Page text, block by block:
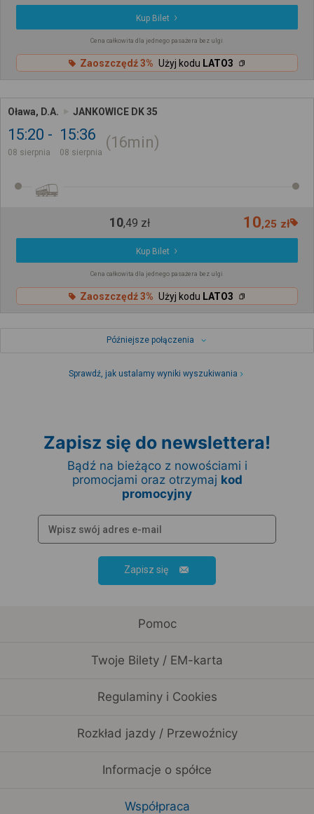
Kup Bilet
Cena całkowita dla jednego pasażera bez ulgi
Zaoszczędź 3% Użyj kodu LATO3
Oława, D.A. JANKOWICE DK 35
15:20
08 sierpnia
15:36
08 sierpnia
16min
10,49 zł 10,25 zł
Kup Bilet
Cena całkowita dla jednego pasażera bez ulgi
Zaoszczędź 3% Użyj kodu LATO3
Późniejsze połączenia
Sprawdź, jak ustalamy wyniki wyszukiwania
Zapisz się do newslettera!
Bądź na bieżąco z nowościami i
promocjami oraz otrzymaj kod
promocyjny
Zapisz się
Pomoc
Twoje Bilety / EM-karta
Regulaminy i Cookies
Rozkład jazdy / Przewoźnicy
Informacje o spółce
Współpraca